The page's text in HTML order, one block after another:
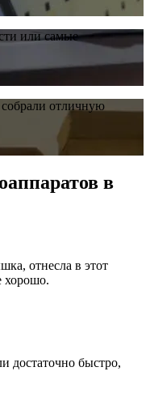
или самые
отличную
в
отнесла в этот
хорошо.
достаточно быстро,